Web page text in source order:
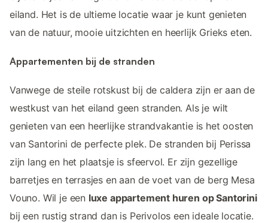
eiland. Het is de ultieme locatie waar je kunt genieten
van de natuur, mooie uitzichten en heerlijk Grieks eten.
Appartementen bij de stranden
Vanwege de steile rotskust bij de caldera zijn er aan de
westkust van het eiland geen stranden. Als je wilt
genieten van een heerlijke strandvakantie is het oosten
van Santorini de perfecte plek. De stranden bij Perissa
zijn lang en het plaatsje is sfeervol. Er zijn gezellige
barretjes en terrasjes en aan de voet van de berg Mesa
Vouno. Wil je een luxe appartement huren op Santorini
bij een rustig strand dan is Perivolos een ideale locatie.